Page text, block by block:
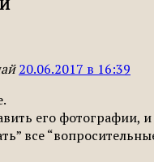
20.06.2017 в 16:39
его фотографии, и
все